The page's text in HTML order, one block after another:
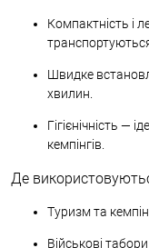
Компактність і
Швидке
хвилин.
Гігієнічність —
кемпінгів.
Де
Туризм та
Військові